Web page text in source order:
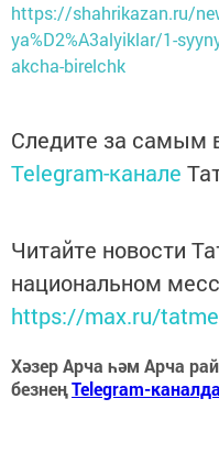
https://shahrikazan.ru/
ya%D2%A3alyiklar/1-
akcha-birelchk
Следите за самым
Telegram-канале
Читайте новости
национальном
https://max.ru/
Хәзер Арча һәм Арча
безнеңTelegram-